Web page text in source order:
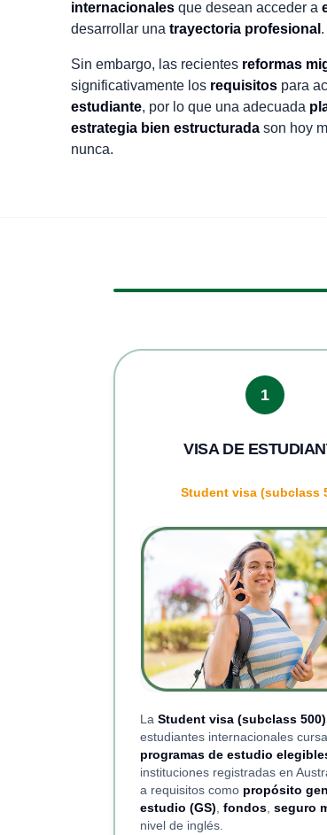
internacionales que desean acceder a
desarrollar una trayectoria profesional .
Sin embargo, las recientes reformas
significativamente los requisitos para
estudiante, por lo que una adecuada
estrategia bien estructurada son hoy
nunca.
1
VISA DE
Student visa (subclass
La Student visa (subclass 500)
estudiantes internacionales
programas de estudio
instituciones registradas en
a requisitos como propósito
estudio (GS) fondos seguro
nivel de inglés.